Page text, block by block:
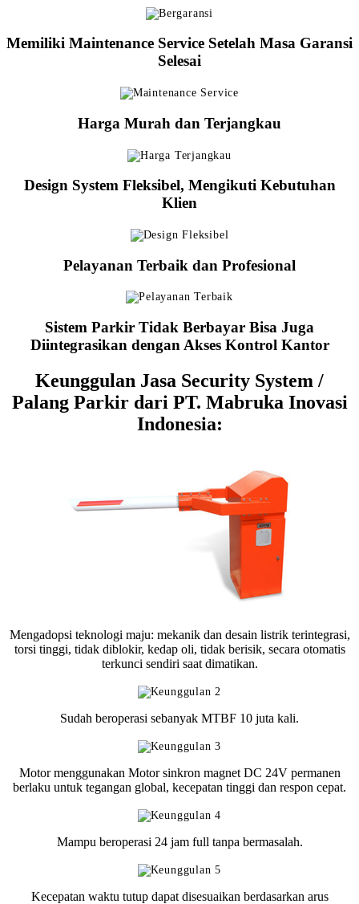
Memiliki Maintenance Service Setelah Masa Garansi
Selesai
Harga Murah dan Terjangkau
Design System Fleksibel, Mengikuti Kebutuhan
Klien
Pelayanan Terbaik dan Profesional
Sistem Parkir Tidak Berbayar Bisa Juga
Diintegrasikan dengan Akses Kontrol Kantor
Keunggulan Jasa Security System /
Palang Parkir dari PT. Mabruka Inovasi
Indonesia:
Mengadopsi teknologi maju: mekanik dan desain listrik terintegrasi,
torsi tinggi, tidak diblokir, kedap oli, tidak berisik, secara otomatis
terkunci sendiri saat dimatikan.
Sudah beroperasi sebanyak MTBF 10 juta kali.
Motor menggunakan Motor sinkron magnet DC 24V permanen
berlaku untuk tegangan global, kecepatan tinggi dan respon cepat.
Mampu beroperasi 24 jam full tanpa bermasalah.
Kecepatan waktu tutup dapat disesuaikan berdasarkan arus